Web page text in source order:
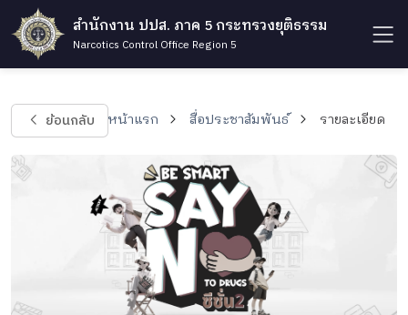
สำนักงาน ปปส. ภาค 5 กระทรวงยุติธรรม
Narcotics Control Office Region 5
ย้อนกลับ หน้าแรก สื่อประชาสัมพันธ์ รายละเอียด